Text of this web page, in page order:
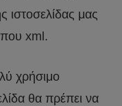
ιστοσελίδας μας
xml.
χρήσιμο
θα πρέπει να